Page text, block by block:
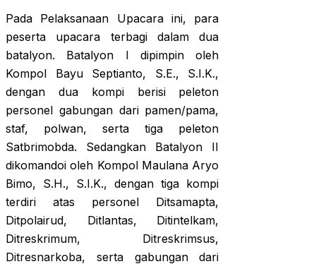
Pada Pelaksanaan Upacara ini, para
peserta upacara terbagi dalam dua
batalyon. Batalyon I dipimpin oleh
Kompol Bayu Septianto, S.E., S.I.K.,
dengan dua kompi berisi peleton
personel gabungan dari pamen/pama,
staf, polwan, serta tiga peleton
Satbrimobda. Sedangkan Batalyon II
dikomandoi oleh Kompol Maulana Aryo
Bimo, S.H., S.I.K., dengan tiga kompi
terdiri atas personel Ditsamapta,
Ditpolairud, Ditlantas, Ditintelkam,
Ditreskrimum, Ditreskrimsus,
Ditresnarkoba, serta gabungan dari